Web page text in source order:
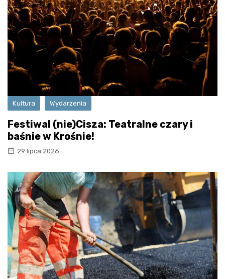
Kultura Wydarzenia
Festiwal (nie)Cisza: Teatralne czary i
baśnie w Krośnie!
29 lipca 2026